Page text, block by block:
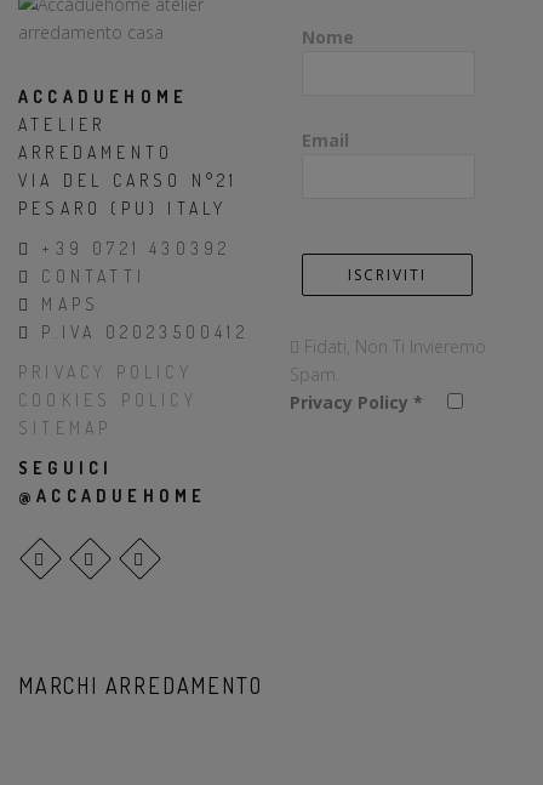
ACCADUEHOME
ATELIER
ARREDAMENTO
VIA DEL CARSO N°21
PESARO (PU) ITALY
+39 0721 430392
CONTATTI
MAPS
P.IVA 02023500412
PRIVACY POLICY
COOKIES POLICY
SITEMAP
SEGUICI
@ACCADUEHOME
Nome
Email
Fidati, Non Ti Invieremo
Spam.
Privacy Policy *
MARCHI ARREDAMENTO